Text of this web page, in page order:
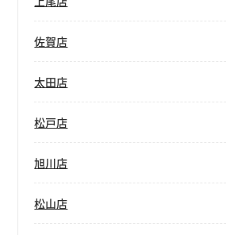
佐賀店
太田店
松戸店
旭川店
松山店